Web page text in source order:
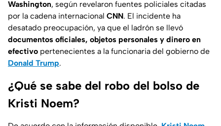
Washington, según revelaron fuentes policiales citadas
por la cadena internacional CNN. El incidente ha
desatado preocupación, ya que el ladrón se llevó
documentos oficiales, objetos personales y dinero en
efectivo pertenecientes a la funcionaria del gobierno de
Donald Trump.
¿Qué se sabe del robo del bolso de
Kristi Noem?